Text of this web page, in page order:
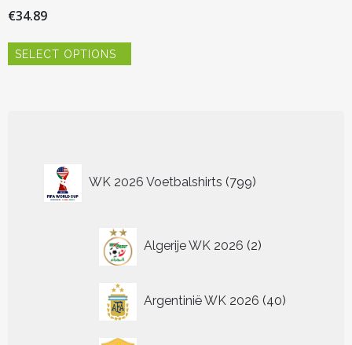
€34.89
SELECT OPTIONS
worden
WK 2026 Voetbalshirts 799
producten
Algerije WK 2026 2
producten
Argentinië WK 2026 40
producten